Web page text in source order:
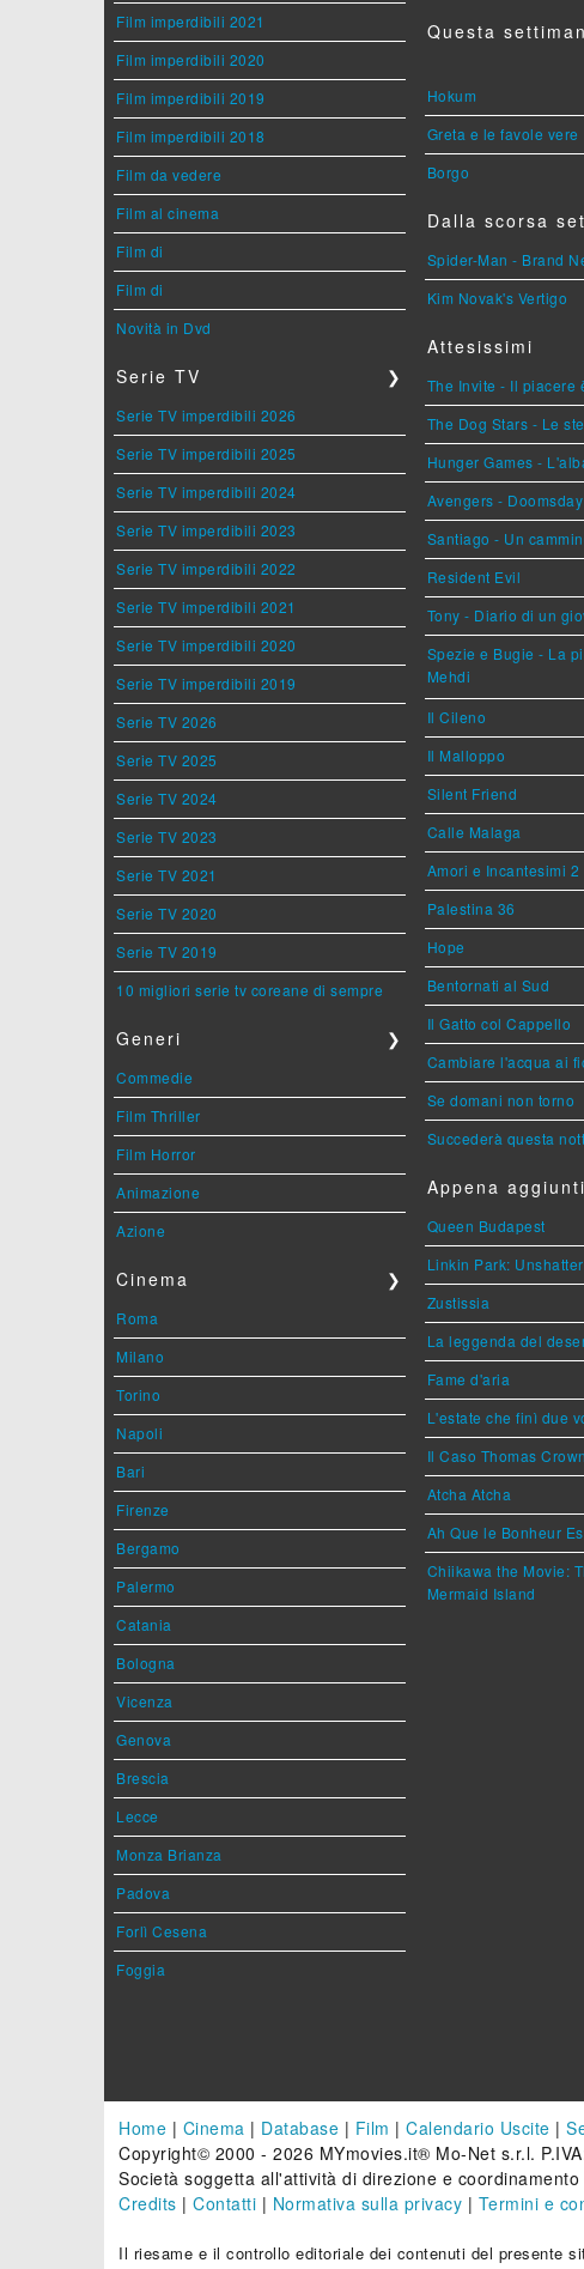
Film imperdibili 2021
Film imperdibili 2020
Film imperdibili 2019
Film imperdibili 2018
Film da vedere
Film al cinema
Film di
Film di
Novità in Dvd
Serie TV ❯
Serie TV imperdibili 2026
Serie TV imperdibili 2025
Serie TV imperdibili 2024
Serie TV imperdibili 2023
Serie TV imperdibili 2022
Serie TV imperdibili 2021
Serie TV imperdibili 2020
Serie TV imperdibili 2019
Serie TV 2026
Serie TV 2025
Serie TV 2024
Serie TV 2023
Serie TV 2021
Serie TV 2020
Serie TV 2019
10 migliori serie tv coreane di sempre
Generi ❯
Commedie
Film Thriller
Film Horror
Animazione
Azione
Cinema ❯
Roma
Milano
Torino
Napoli
Bari
Firenze
Bergamo
Palermo
Catania
Bologna
Vicenza
Genova
Brescia
Lecce
Monza Brianza
Padova
Forlì Cesena
Foggia
Questa
Hokum
Greta e le favole vere
Borgo
Dalla scorsa
Spider-Man - Brand
Kim Novak's Vertigo
Attesissimi
The Invite - Il piacere
The Dog Stars - Le
Hunger Games -
Avengers - Doomsday
Santiago - Un
Resident Evil
Tony - Diario di un
Spezie e Bugie - La
Mehdi
Il Cileno
Il Malloppo
Silent Friend
Calle Malaga
Amori e Incantesimi 2
Palestina 36
Hope
Bentornati al Sud
Il Gatto col Cappello
Cambiare l'acqua ai
Se domani non torno
Succederà questa
Appena aggiunti
Queen Budapest
Linkin Park: Unshatter
Zustissia
La leggenda del
Fame d'aria
L'estate che finì due
Il Caso Thomas Crown
Atcha Atcha
Ah Que le Bonheur
Chiikawa the Movie:
Mermaid Island
Home | Cinema | Database | Film | Calendario Uscite |
Copyright© 2000 - 2026 MYmovies.it® Mo-Net s.r.l.
Società soggetta all'attività di direzione e
Credits | Contatti | Normativa sulla privacy | Termini e
Il riesame e il controllo editoriale dei contenuti del presente